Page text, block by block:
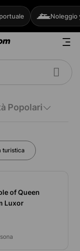
Noleggio
Popolari
turistica
of Queen
Luxor